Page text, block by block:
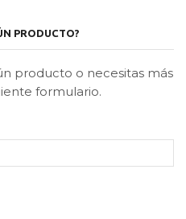
PRODUCTO?
producto o necesitas más
formulario.